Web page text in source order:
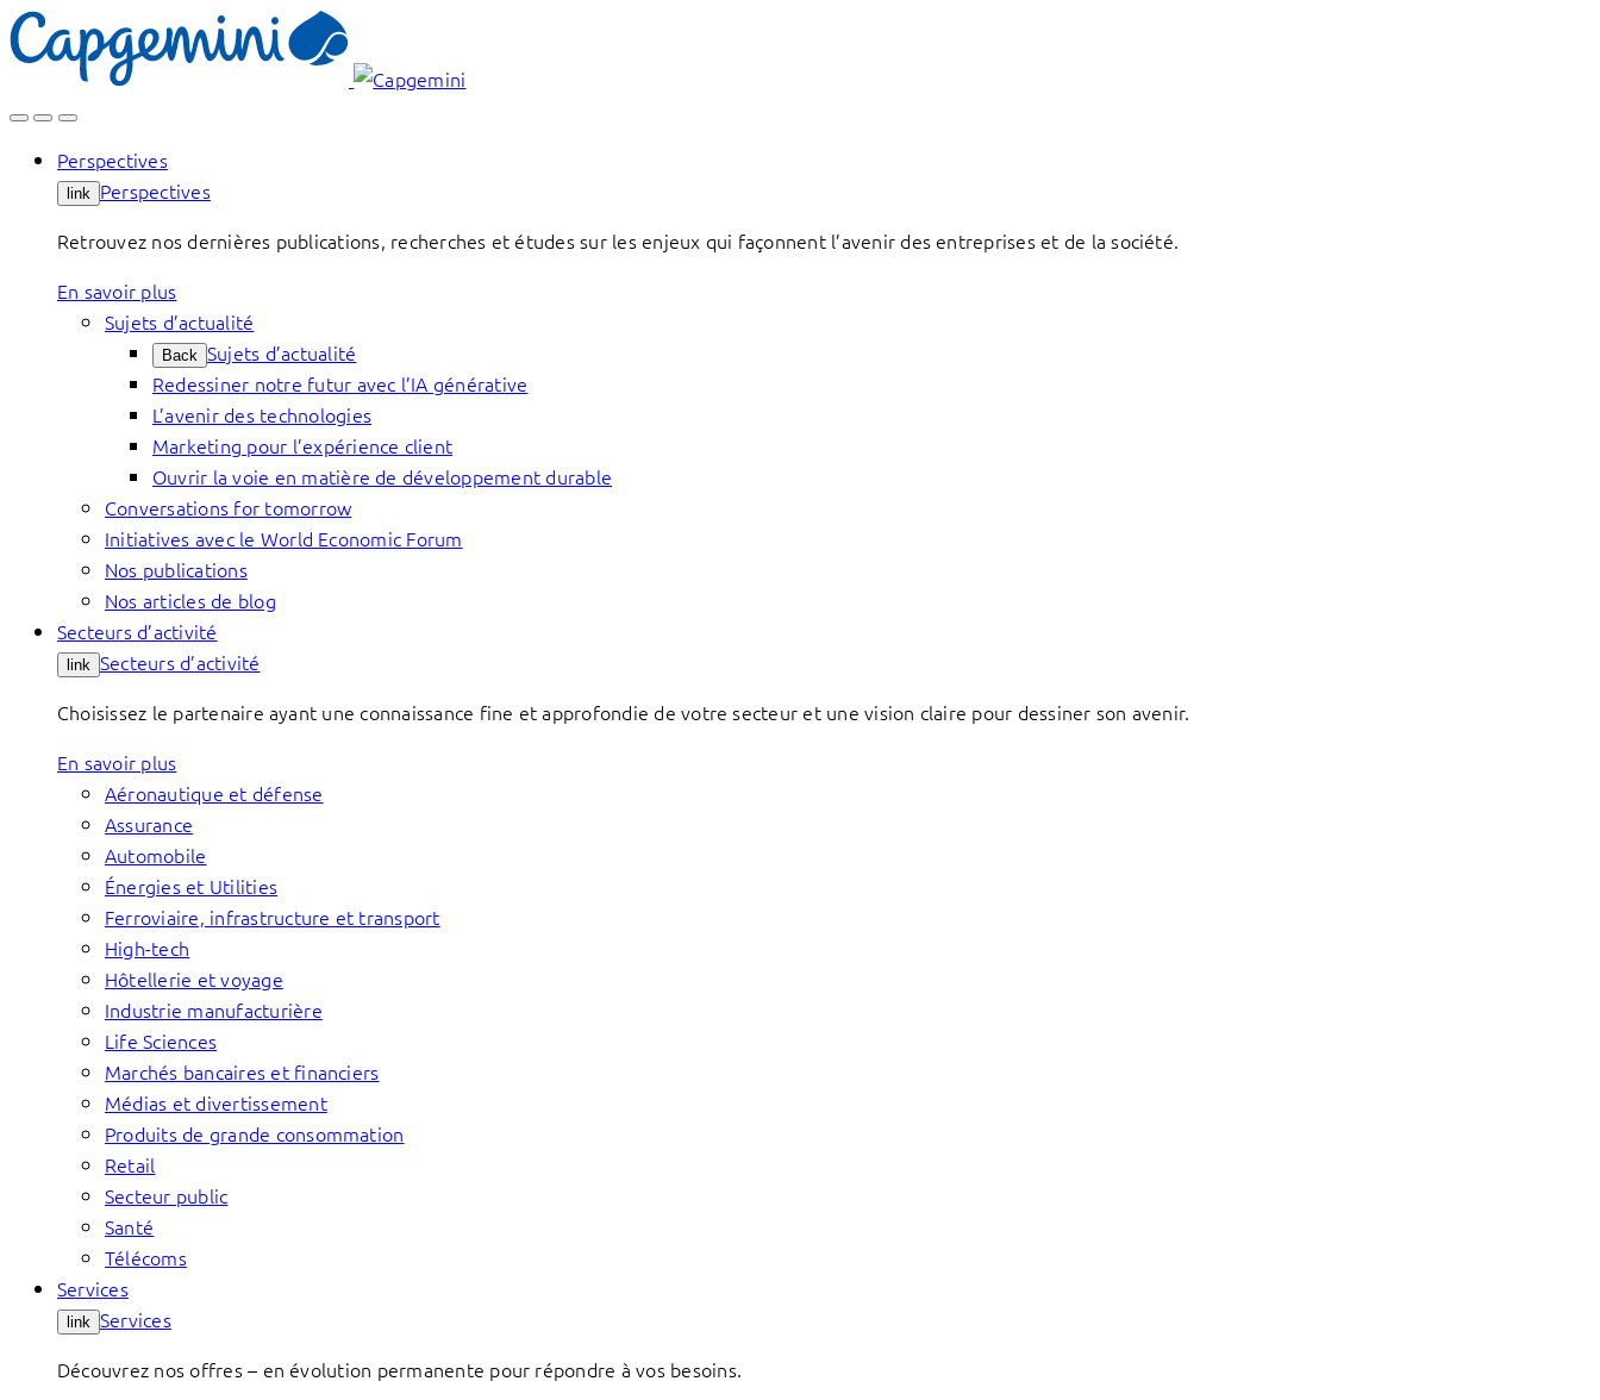
Skip
to
Perspectives
link Perspectives
Retrouvez nos dernières publications, recherches et études sur les enjeux qui façonnent l’avenir des entreprises et de la société.
En savoir plus
Sujets d’actualité
Back Sujets d’actualité
Redessiner notre futur avec l’IA générative
L’avenir des technologies
Marketing pour l’expérience client
Ouvrir la voie en matière de développement durable
Conversations for tomorrow
Initiatives avec le World Economic Forum
Nos publications
Nos articles de blog
Secteurs d’activité
link Secteurs d’activité
Choisissez le partenaire ayant une connaissance fine et approfondie de votre secteur et une vision claire pour dessiner son avenir.
En savoir plus
Aéronautique et défense
Assurance
Automobile
Énergies et Utilities
Ferroviaire, infrastructure et transport
High-tech
Hôtellerie et voyage
Industrie manufacturière
Life Sciences
Marchés bancaires et financiers
Médias et divertissement
Produits de grande consommation
Retail
Secteur public
Santé
Télécoms
Services
link Services
Découvrez nos offres – en évolution permanente pour répondre à vos besoins.